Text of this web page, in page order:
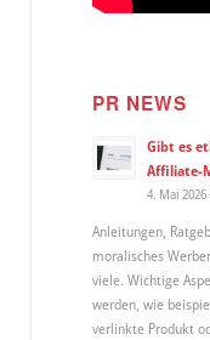
PR NEWS
Gibt es
Affiliate-
4. Mai 2026
Anleitungen,
moralisches
viele. Wichtige
werden, wie
verlinkte Produkt